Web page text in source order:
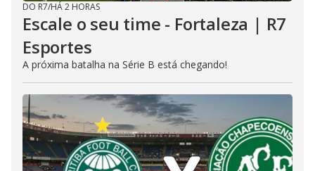
DO R7/HÁ 2 HORAS
Escale o seu time - Fortaleza | R7
Esportes
A próxima batalha na Série B está chegando!